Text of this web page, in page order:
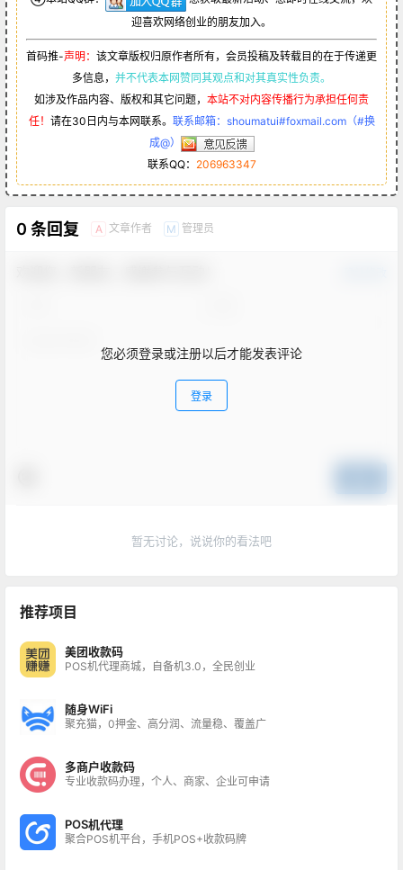
迎喜欢网络创业的朋友加入。
首码推-声明： 该文章版权归原作者所有，会员投稿及转载目的在于传递更
多信息， 并不代表本网赞同其观点和对其真实性负责。
如涉及作品内容、版权和其它问题， 本站不对内容传播行为承担任何责
任！ 请在30日内与本网联系。 联系邮箱：shoumatui#foxmail.com（#换
成@）
联系QQ： 206963347
0 条回复 A 文章作者 M 管理员
您必须登录或注册以后才能发表评论
登录
暂无讨论，说说你的看法吧
推荐项目
美团收款码
POS机代理商城，自备机3.0，全民创业
随身WiFi
聚充猫，0押金、高分润、流量稳、覆盖广
多商户收款码
专业收款码办理，个人、商家、企业可申请
POS机代理
聚合POS机平台，手机POS+收款码牌